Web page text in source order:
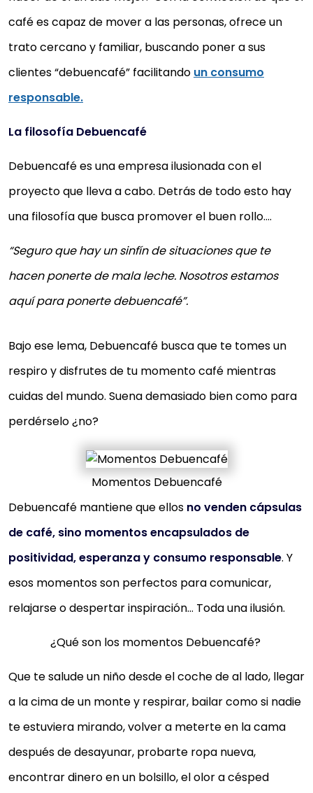
café es capaz de mover a las personas, ofrece un
trato cercano y familiar, buscando poner a sus
clientes “debuencafé” facilitando un consumo
responsable.
La filosofía Debuencafé
Debuencafé es una empresa ilusionada con el
proyecto que lleva a cabo. Detrás de todo esto hay
una filosofía que busca promover el buen rollo….
“Seguro que hay un sinfín de situaciones que te
hacen ponerte de mala leche. Nosotros estamos
aquí para ponerte debuencafé”.
Bajo ese lema, Debuencafé busca que te tomes un
respiro y disfrutes de tu momento café mientras
cuidas del mundo. Suena demasiado bien como para
perdérselo ¿no?
Momentos Debuencafé
Debuencafé mantiene que ellos no venden cápsulas
de café, sino momentos encapsulados de
positividad, esperanza y consumo responsable. Y
esos momentos son perfectos para comunicar,
relajarse o despertar inspiración… Toda una ilusión.
¿Qué son los momentos Debuencafé?
Que te salude un niño desde el coche de al lado, llegar
a la cima de un monte y respirar, bailar como si nadie
te estuviera mirando, volver a meterte en la cama
después de desayunar, probarte ropa nueva,
encontrar dinero en un bolsillo, el olor a césped